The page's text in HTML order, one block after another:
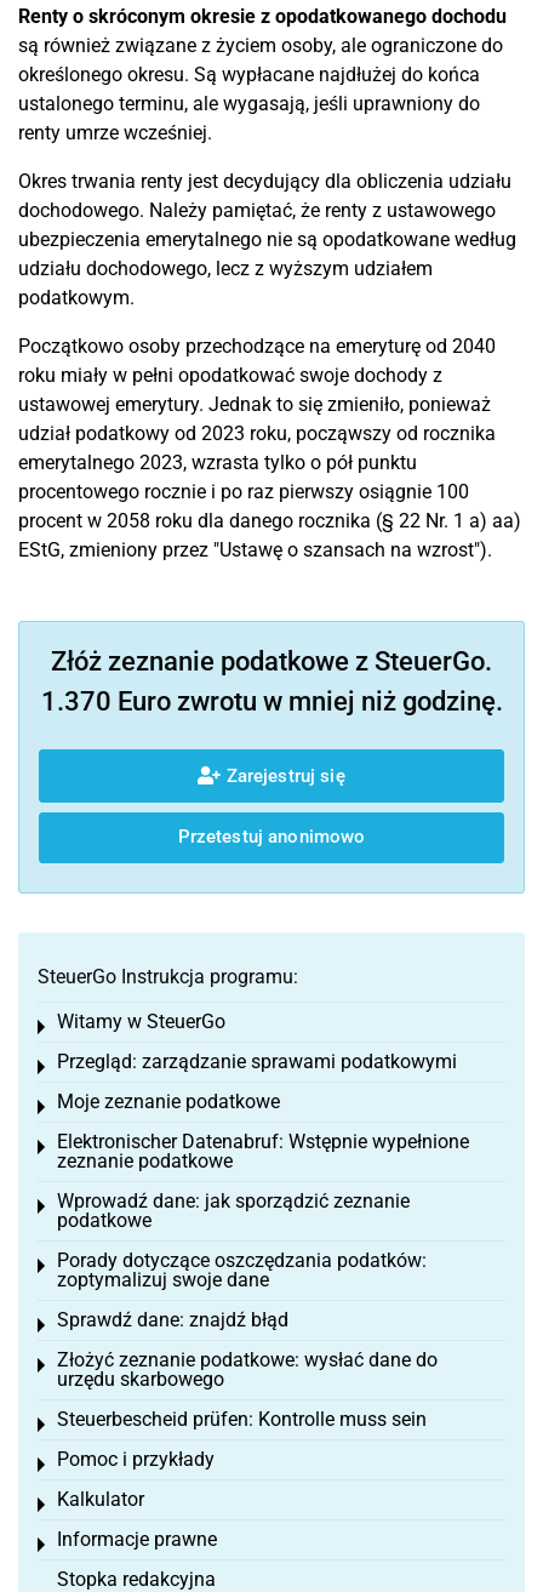
Renty o skróconym okresie z opodatkowanego dochodu
są również związane z życiem osoby, ale ograniczone do
określonego okresu. Są wypłacane najdłużej do końca
ustalonego terminu, ale wygasają, jeśli uprawniony do
renty umrze wcześniej.
Okres trwania renty jest decydujący dla obliczenia udziału
dochodowego. Należy pamiętać, że renty z ustawowego
ubezpieczenia emerytalnego nie są opodatkowane według
udziału dochodowego, lecz z wyższym udziałem
podatkowym.
Początkowo osoby przechodzące na emeryturę od 2040
roku miały w pełni opodatkować swoje dochody z
ustawowej emerytury. Jednak to się zmieniło, ponieważ
udział podatkowy od 2023 roku, począwszy od rocznika
emerytalnego 2023, wzrasta tylko o pół punktu
procentowego rocznie i po raz pierwszy osiągnie 100
procent w 2058 roku dla danego rocznika (§ 22 Nr. 1 a) aa)
EStG, zmieniony przez "Ustawę o szansach na wzrost").
Złóż zeznanie podatkowe z SteuerGo.
1.370 Euro zwrotu w mniej niż godzinę.
Zarejestruj się
Przetestuj anonimowo
SteuerGo Instrukcja programu:
Witamy w SteuerGo
Toggle menu
Przegląd: zarządzanie sprawami podatkowymi
Toggle menu
Moje zeznanie podatkowe
Toggle menu
Elektronischer Datenabruf: Wstępnie wypełnione
zeznanie podatkowe
Toggle menu
Wprowadź dane: jak sporządzić zeznanie
podatkowe
Toggle menu
Porady dotyczące oszczędzania podatków:
zoptymalizuj swoje dane
Toggle menu
Sprawdź dane: znajdź błąd
Toggle menu
Złożyć zeznanie podatkowe: wysłać dane do
urzędu skarbowego
Toggle menu
Steuerbescheid prüfen: Kontrolle muss sein
Toggle menu
Pomoc i przykłady
Toggle menu
Kalkulator
Toggle menu
Informacje prawne
Toggle menu
Stopka redakcyjna